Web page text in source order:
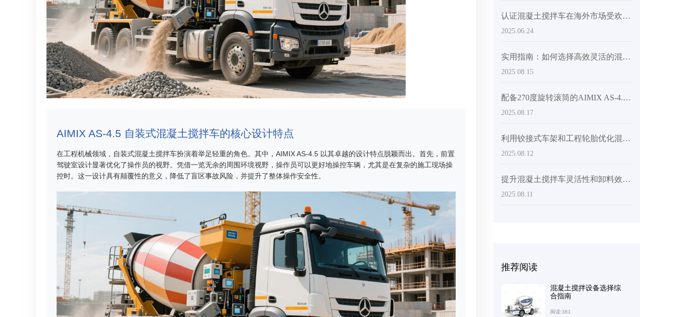
AIMIX AS-4.5 自装式混凝土搅拌车的核心设计特点
在工程机械领域，自装式混凝土搅拌车扮演着举足轻重的角色。其中，AIMIX AS-4.5 以其卓越的设计特点脱颖而出。首先，前置
驾驶室设计显著优化了操作员的视野。凭借一览无余的周围环境视野，操作员可以更好地操控车辆，尤其是在复杂的施工现场操
控时。这一设计具有颠覆性的意义，降低了盲区事故风险，并提升了整体操作安全性。
认证混凝土搅拌车在海外市场受欢迎的原因
2025.06.24
实用指南：如何选择高效灵活的混凝土搅拌机以满足多场地施工需求
2025.08.15
配备270度旋转滚筒的AIMIX AS-4.0自装式混凝土搅拌车提升卸料效率的实用指南
2025.08.17
利用铰接式车架和工程轮胎优化混凝土搅拌机性能
2025.08.12
提升混凝土搅拌车灵活性和卸料效率的关键技术
2025.08.11
推荐阅读
混凝土搅拌设备选择综
合指南
阅读:361